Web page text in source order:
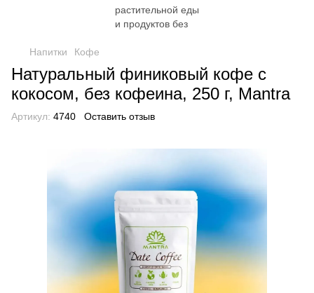
Напитки Кофе
Натуральный финиковый кофе с
кокосом, без кофеина, 250 г, Mantra
Артикул: 4740 Оставить отзыв